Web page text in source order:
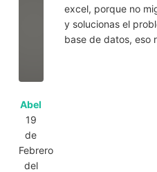
Abel
19
de
Febrero
del
excel, porque no
y solucionas el
base de datos, eso